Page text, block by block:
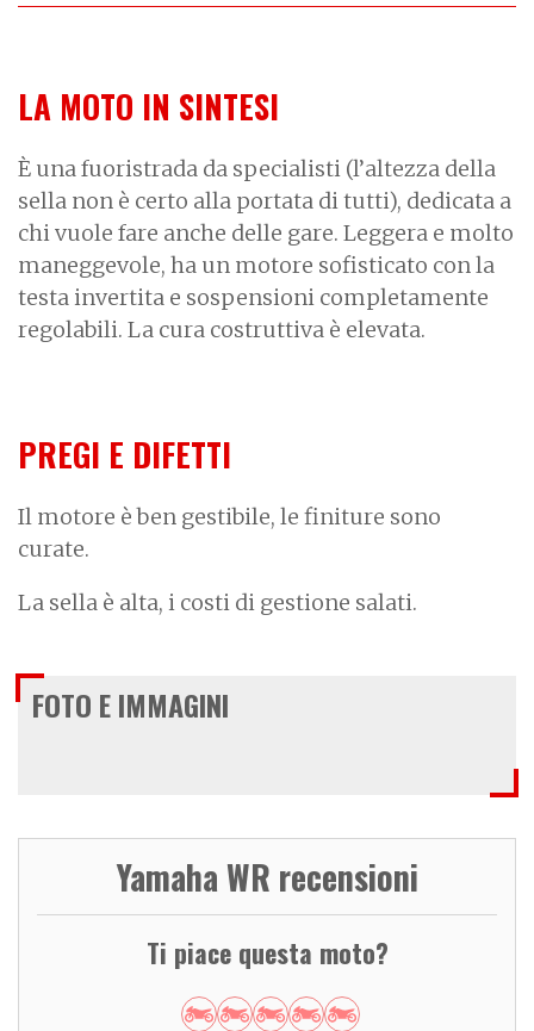
LA MOTO IN SINTESI
È una fuoristrada da specialisti (l’altezza della
sella non è certo alla portata di tutti), dedicata a
chi vuole fare anche delle gare. Leggera e molto
maneggevole, ha un motore sofisticato con la
testa invertita e sospensioni completamente
regolabili. La cura costruttiva è elevata.
PREGI E DIFETTI
Il motore è ben gestibile, le finiture sono
curate.
La sella è alta, i costi di gestione salati.
FOTO E IMMAGINI
Yamaha WR recensioni
Ti piace questa moto?